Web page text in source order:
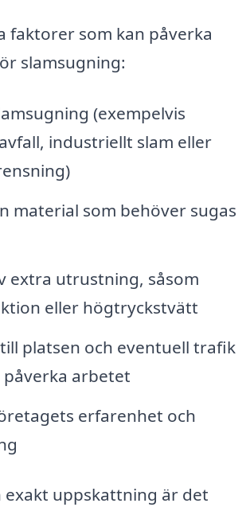
faktorer som kan påverka
slamsugning:
(exempelvis
industriellt slam eller
material som behöver sugas
extra utrustning, såsom
eller högtryckstvätt
platsen och eventuell trafik
påverka arbetet
erfarenhet och
exakt uppskattning är det